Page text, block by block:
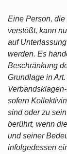
Eine Person,
verstößt, kann
auf
werden. Es
Beschränkung
Grundlage in
sofern
sind oder zu
berührt, wenn
und seiner
infolgedessen